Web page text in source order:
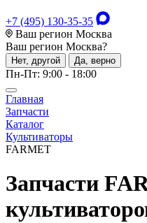
+7 (495) 130-35-35
Ваш регион Москва
Ваш регион Москва?
Нет, другой Да, верно
Пн-Пт: 9:00 - 18:00
Главная
Запчасти
Каталог
Культиваторы
FARMET
Запчасти